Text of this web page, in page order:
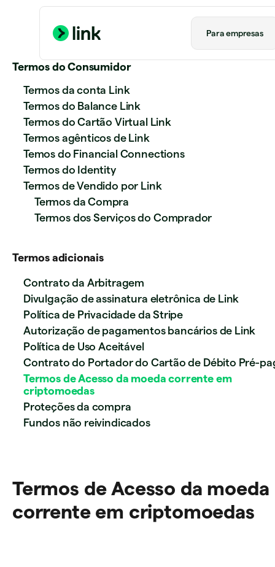
Para empresas​
Termos do Consumidor
Termos da conta Link
Termos do Balance Link
Termos do Cartão Virtual Link
Termos agênticos de Link
Temos do Financial Connections
Termos do Identity
Termos de Vendido por Link
Termos da Compra
Termos dos Serviços do Comprador
Termos adicionais
Contrato da Arbitragem
Divulgação de assinatura eletrônica de Link
Política de Privacidade da Stripe
Autorização de pagamentos bancários de Link
Política de Uso Aceitável
Contrato do Portador do Cartão de Débito Pré-
Termos de Acesso da moeda corrente em
criptomoedas
Proteções da compra
Fundos não reivindicados
Termos de Acesso da moeda
corrente em criptomoedas